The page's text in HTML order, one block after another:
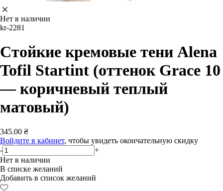
Нет в наличии
kr-2281
Стойкие кремовые тени Alena
Tofil Startint (оттенок Grace 10
— коричневый теплый
матовый)
345.00 ₴
Войдите в кабинет, чтобы увидеть окончательную скидку
-
+
Нет в наличии
В списке желаний
Добавить в список желаний